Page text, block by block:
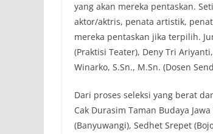
yang akan mereka pentaskan.
aktor/aktris, penata artistik,
mereka pentaskan jika terpilih.
(Praktisi Teater), Deny Tri
Winarko, S.Sn., M.Sn. (Dosen
Dari proses seleksi yang berat
Cak Durasim Taman Budaya
(Banyuwangi), Sedhet Srepet